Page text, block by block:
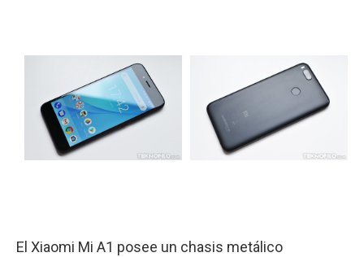
El Xiaomi Mi A1 posee un chasis metálico